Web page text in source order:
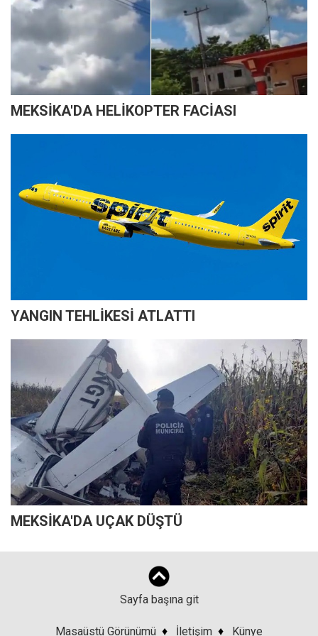
MEKSİKA'DA HELİKOPTER FACİASI
YANGIN TEHLİKESİ ATLATTI
MEKSİKA'DA UÇAK DÜŞTÜ
Sayfa başına git
Masaüstü Görünümü ♦ İletişim ♦ Künye